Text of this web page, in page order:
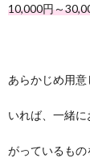
10,000円～
あらかじめ用
いれば、一緒
がっているもの